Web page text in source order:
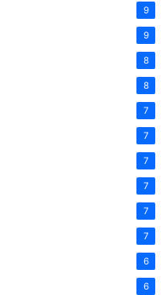
9
9
8
8
7
7
7
7
7
7
6
6